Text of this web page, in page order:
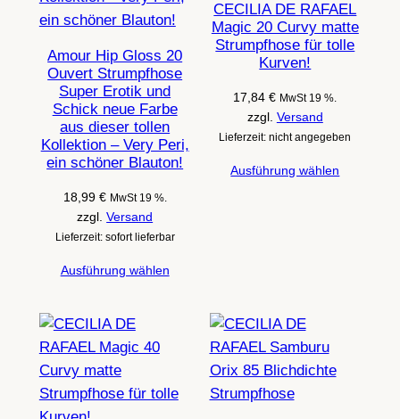
Amour Hip Gloss 20
Ouvert Strumpfhose
Super Erotik und
Schick neue Farbe
aus dieser tollen
Kollektion – Very Peri,
ein schöner Blauton!
18,99 € MwSt 19 %.
zzgl.Versand
Lieferzeit: sofort lieferbar
Ausführung wählen
CECILIA DE RAFAEL
Magic 20 Curvy matte
Strumpfhose für tolle
Kurven!
17,84€ MwSt 19 %.
zzgl. Versand
Lieferzeit: nicht angegeben
Ausführung wählen